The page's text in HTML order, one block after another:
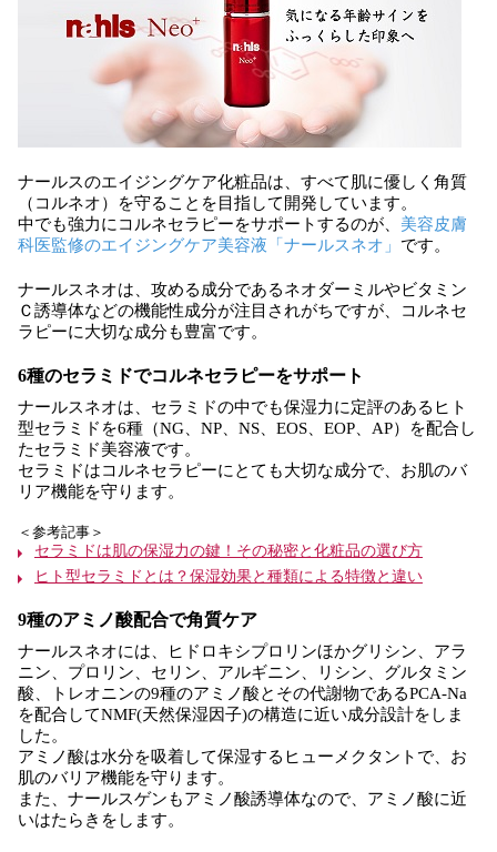
ナールスのエイジングケア化粧品は、すべて肌に優しく角質
（コルネオ）を守ることを目指して開発しています。
中でも強力にコルネセラピーをサポートするのが、 美容皮膚
科医監修のエイジングケア美容液「ナールスネオ」 です。
ナールスネオは、攻める成分であるネオダーミルやビタミン
Ｃ誘導体などの機能性成分が注目されがちですが、コルネセ
ラピーに大切な成分も豊富です。
6種のセラミドでコルネセラピーをサポート
ナールスネオは、セラミドの中でも保湿力に定評のあるヒト
型セラミドを6種（NG、NP、NS、EOS、EOP、AP）を配合し
たセラミド美容液です。
セラミドはコルネセラピーにとても大切な成分で、お肌のバ
リア機能を守ります。
＜参考記事＞
セラミドは肌の保湿力の鍵！その秘密と化粧品の選び方
ヒト型セラミドとは？保湿効果と種類による特徴と違い
9種のアミノ酸配合で角質ケア
ナールスネオには、ヒドロキシプロリンほかグリシン、アラ
ニン、プロリン、セリン、アルギニン、リシン、グルタミン
酸、トレオニンの9種のアミノ酸とその代謝物であるPCA-Na
を配合してNMF(天然保湿因子)の構造に近い成分設計をしま
した。
アミノ酸は水分を吸着して保湿するヒューメクタントで、お
肌のバリア機能を守ります。
また、ナールスゲンもアミノ酸誘導体なので、アミノ酸に近
いはたらきをします。